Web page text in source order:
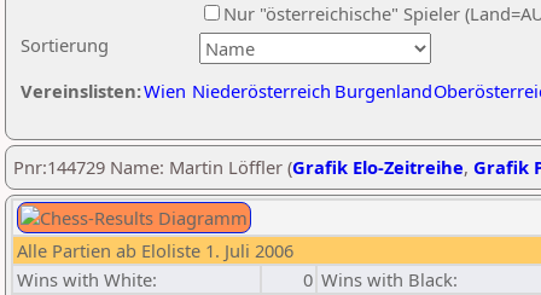
Sortierung
Nur "österreichische" Spieler
Vereinslisten:Wien Niederösterreich Burgenland
Pnr:144729 Name: Martin Löffler (Grafik Elo-Zeitreihe, Grafik
Alle Partien ab Eloliste 1. Juli 2006
Wins with White:
0 Wins with Black: